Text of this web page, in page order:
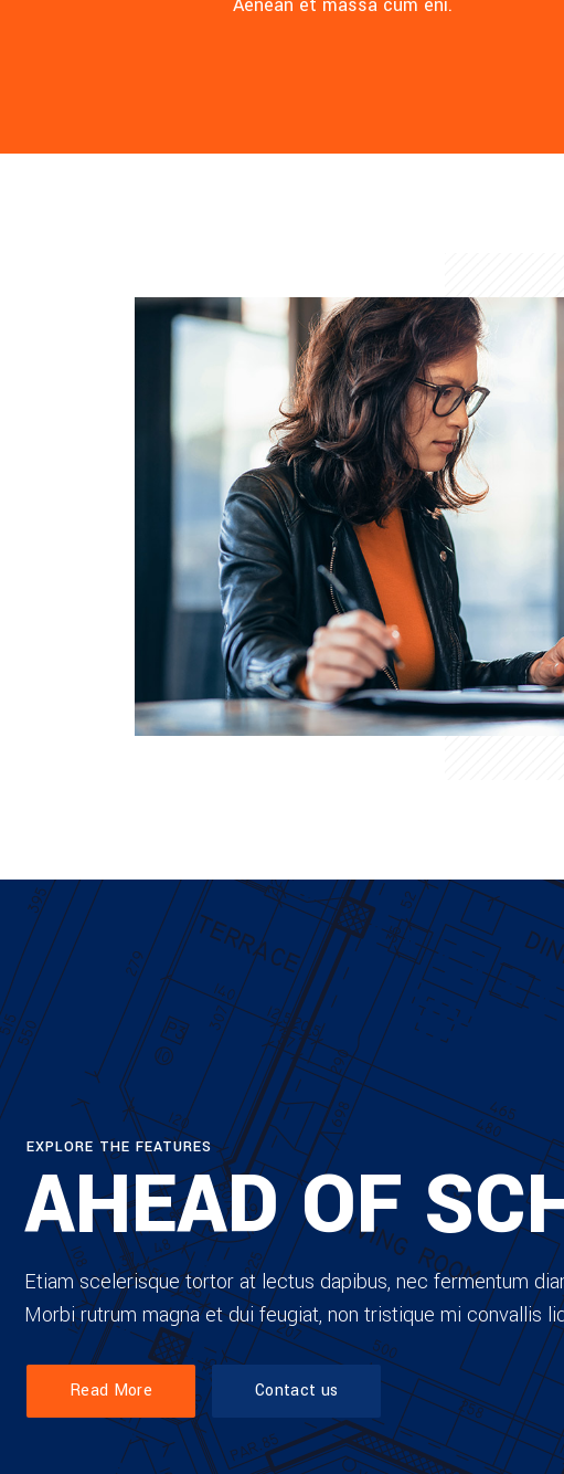
EXPLORE THE FEATURES
AHEAD OF
Etiam scelerisque tortor at lectus dapibus, nec fermentum
Morbi rutrum magna et dui feugiat, non tristique mi convallis
Read More Contact us